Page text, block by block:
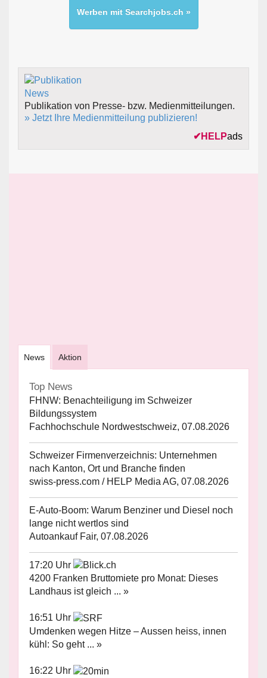
Werben mit Searchjobs.ch »
Publikation von Presse- bzw. Medienmitteilungen.
» Jetzt Ihre Medienmitteilung publizieren!
✔ HELPads
News Aktion
Top News
FHNW: Benachteiligung im Schweizer
Bildungssystem
Fachhochschule Nordwestschweiz, 07.08.2026
Schweizer Firmenverzeichnis: Unternehmen
nach Kanton, Ort und Branche finden
swiss-press.com / HELP Media AG, 07.08.2026
E-Auto-Boom: Warum Benziner und Diesel noch
lange nicht wertlos sind
Autoankauf Fair, 07.08.2026
17:20 Uhr
4200 Franken Bruttomiete pro Monat: Dieses
Landhaus ist gleich ... »
16:51 Uhr
Umdenken wegen Hitze – Aussen heiss, innen
kühl: So geht ... »
16:22 Uhr